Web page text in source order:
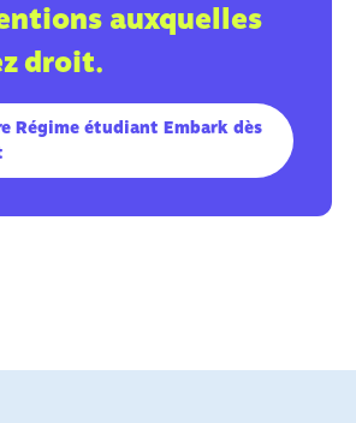
auxquelles
droit.
Régime étudiant Embark dès